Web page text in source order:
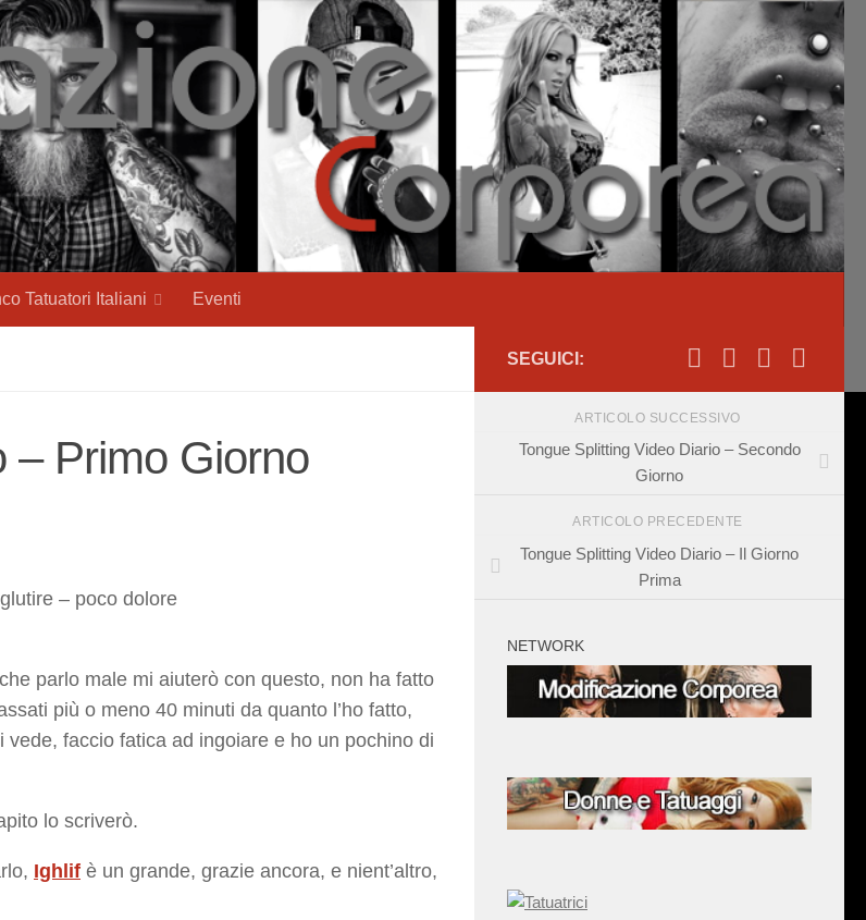
Tatuatori Italiani Eventi
– Primo Giorno
– poco dolore
parlo male mi aiuterò con questo, non ha fatto
più o meno 40 minuti da quanto l’ho fatto,
faccio fatica ad ingoiare e ho un pochino di
lo scriverò.
Ighlif è un grande, grazie ancora, e nient’altro,
SEGUICI:
ARTICOLO SUCCESSIVO
Tongue Splitting Video Diario – Secondo
Giorno
ARTICOLO PRECEDENTE
Tongue Splitting Video Diario – Il Giorno
Prima
NETWORK